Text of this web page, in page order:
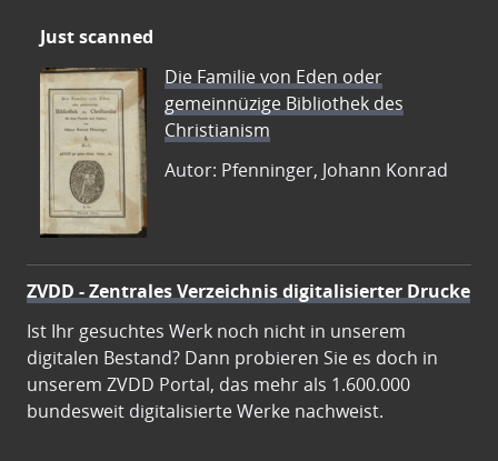
Just scanned
Die Familie von Eden oder
gemeinnüzige Bibliothek des
Christianism
Autor: Pfenninger, Johann Konrad
ZVDD - Zentrales Verzeichnis digitalisierter Drucke
Ist Ihr gesuchtes Werk noch nicht in unserem
digitalen Bestand? Dann probieren Sie es doch in
unserem ZVDD Portal, das mehr als 1.600.000
bundesweit digitalisierte Werke nachweist.